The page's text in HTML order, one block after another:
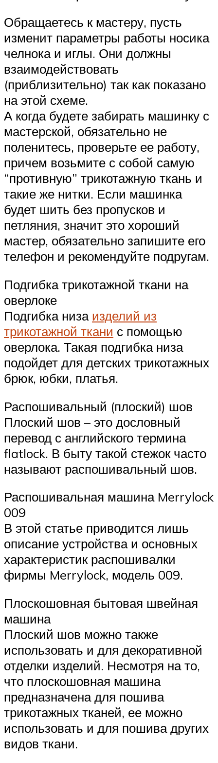
Обращаетесь к мастеру, пусть
изменит параметры работы носика
челнока и иглы. Они должны
взаимодействовать
(приблизительно) так как показано
на этой схеме.
А когда будете забирать машинку с
мастерской, обязательно не
поленитесь, проверьте ее работу,
причем возьмите с собой самую
“противную” трикотажную ткань и
такие же нитки. Если машинка
будет шить без пропусков и
петляния, значит это хороший
мастер, обязательно запишите его
телефон и рекомендуйте подругам.
Подгибка трикотажной ткани на
оверлоке
Подгибка низа изделий из
трикотажной ткани с помощью
оверлока. Такая подгибка низа
подойдет для детских трикотажных
брюк, юбки, платья.
Распошивальный (плоский) шов
Плоский шов – это дословный
перевод с английского термина
flatlock. В быту такой стежок часто
называют распошивальный шов.
Распошивальная машина Merrylock
009
В этой статье приводится лишь
описание устройства и основных
характеристик распошивалки
фирмы Merrylock, модель 009.
Плоскошовная бытовая швейная
машина
Плоский шов можно также
использовать и для декоративной
отделки изделий. Несмотря на то,
что плоскошовная машина
предназначена для пошива
трикотажных тканей, ее можно
использовать и для пошива других
видов ткани.